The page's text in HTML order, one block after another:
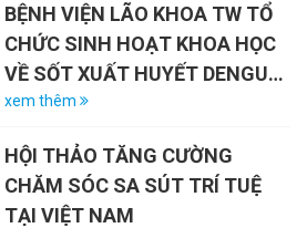
27/7/2026)
BỆNH VIỆN LÃO KHOA TW TỔ
CHỨC SINH HOẠT KHOA HỌC
VỀ SỐT XUẤT HUYẾT DENGUE
VÀ VAI TRÒ CỦA VẮC-XIN
xem thêm
HỘI THẢO TĂNG CƯỜNG
CHĂM SÓC SA SÚT TRÍ TUỆ
TẠI VIỆT NAM